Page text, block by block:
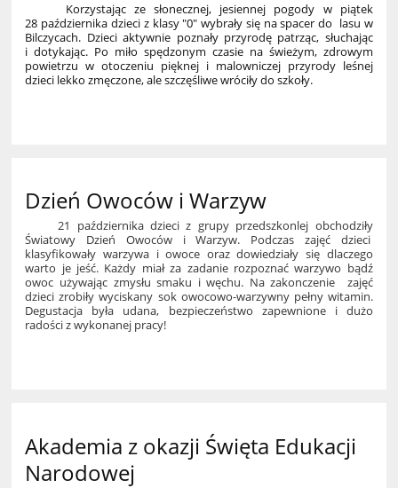
Korzystając ze słonecznej, jesiennej pogody w piątek
28 października dzieci z klasy "0" wybrały się na spacer do lasu w
Bilczycach. Dzieci aktywnie poznały przyrodę patrząc, słuchając
i dotykając. Po miło spędzonym czasie na świeżym, zdrowym
powietrzu w otoczeniu pięknej i malowniczej przyrody leśnej
dzieci lekko zmęczone, ale szczęśliwe wróciły do szkoły.
Dzień Owoców i Warzyw
21 października dzieci z grupy przedszkonlej obchodziły
Światowy Dzień Owoców i Warzyw. Podczas zajęć dzieci
klasyfikowały warzywa i owoce oraz dowiedziały się dlaczego
warto je jeść. Każdy miał za zadanie rozpoznać warzywo bądź
owoc używając zmysłu smaku i węchu. Na zakonczenie zajęć
dzieci zrobiły wyciskany sok owocowo-warzywny pełny witamin.
Degustacja była udana, bezpieczeństwo zapewnione i dużo
radości z wykonanej pracy!
Akademia z okazji Święta Edukacji
Narodowej